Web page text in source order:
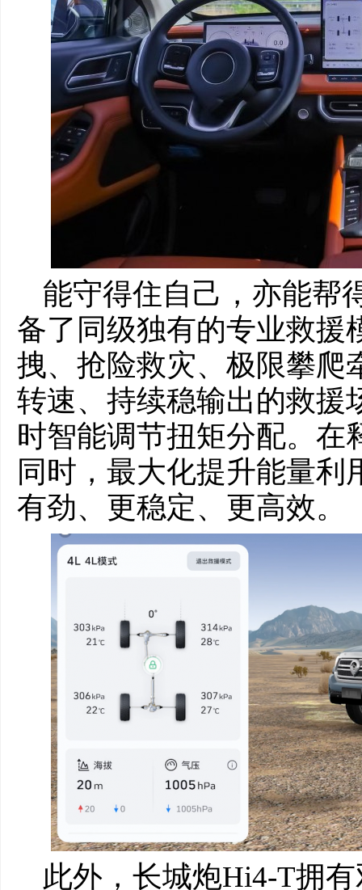
能守得住自己，亦能帮
备了同级独有的专业救援
拽、抢险救灾、极限攀爬
转速、持续稳输出的救援
时智能调节扭矩分配。在
同时，最大化提升能量
有劲、更稳定、更高效。
此外，长城炮Hi4-T拥